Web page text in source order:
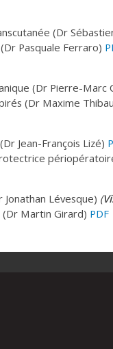
(Dr
Pasquale Ferraro)
(Dr Pierre-Marc
(Dr Maxime
Jean-François Lizé)
Lévesque) (
(Dr Martin Girard) PDF